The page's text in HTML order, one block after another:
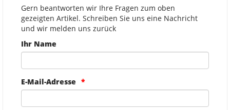
Gern beantworten wir Ihre Fragen zum oben
gezeigten Artikel. Schreiben Sie uns eine Nachricht
und wir melden uns zurück
Ihr Name
E-Mail-Adresse